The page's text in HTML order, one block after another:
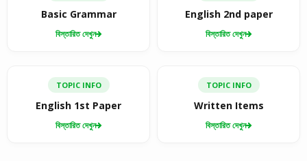
Basic Grammar
বিস্তারিত দেখুন
English 2nd paper
বিস্তারিত দেখুন
TOPIC INFO
English 1st Paper
বিস্তারিত দেখুন
TOPIC INFO
Written Items
বিস্তারিত দেখুন